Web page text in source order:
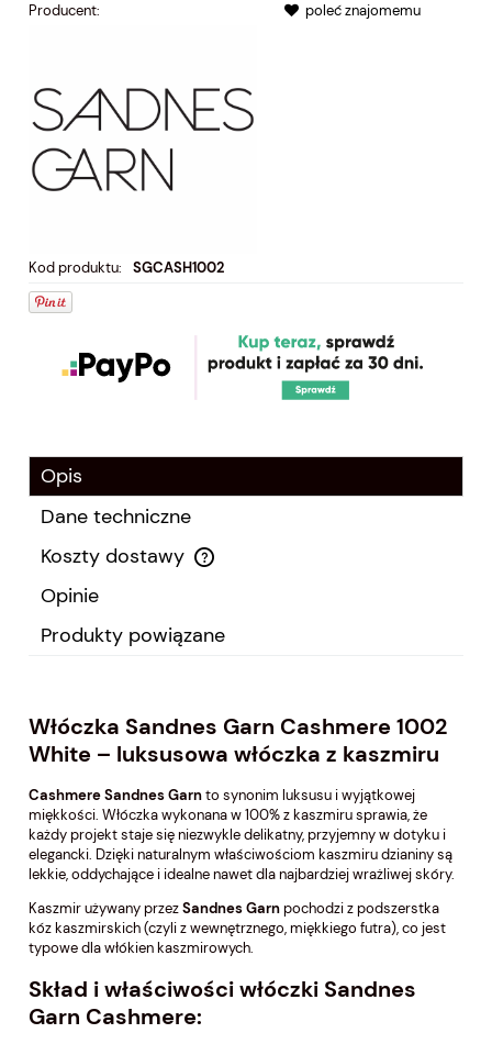
Producent:
Kod produktu: SGCASH1002
poleć znajomemu
Opis
Dane techniczne
Koszty dostawy
Cena nie zawiera ewentualnych kosztów płatności
Opinie
Produkty powiązane
Włóczka Sandnes Garn Cashmere 1002
White – luksusowa włóczka z kaszmiru
Cashmere Sandnes Garnto synonim luksusu i wyjątkowej
miękkości. Włóczka wykonana w 100% z kaszmiru sprawia, że
każdy projekt staje się niezwykle delikatny, przyjemny w dotyku i
elegancki. Dzięki naturalnym właściwościom kaszmiru dzianiny są
lekkie, oddychające i idealne nawet dla najbardziej wrażliwej skóry.
Kaszmir używany przezSandnes Garnpochodzi z podszerstka
kóz kaszmirskich (czyli z wewnętrznego, miękkiego futra), co jest
typowe dla włókien kaszmirowych.
Skład i właściwości włóczki Sandnes
Garn Cashmere: